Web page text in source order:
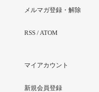
メルマガ登録・解除
RSS / ATOM
マイアカウント
新規会員登録